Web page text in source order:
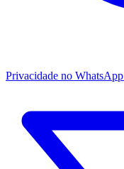
Privacidade no WhatsApp